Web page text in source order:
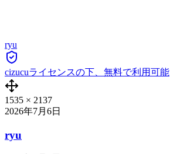
ryu
cizucuライセンスの下、無料で利用可能
1535 × 2137
2026年7月6日
ryu